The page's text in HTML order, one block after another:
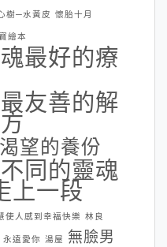
樹─水黃皮 懷胎十月
繪本
最好的療
友善的解
望的養份
同的靈魂
上一段
使人感到幸福快樂 林良
永遠愛你 湯屋 無臉男